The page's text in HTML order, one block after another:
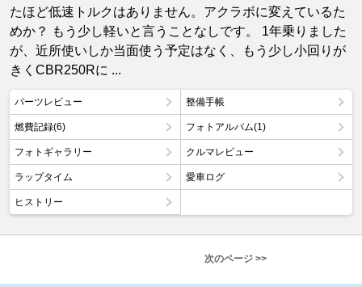
たほど低速トルクはありません。アクラボに変えているた
めか？ もう少し軽いと言うことなしです。 1年乗りました
が、近所使いしか当面使う予定はなく、もう少し小回りが
きくCBR250Rに ...
パーツレビュー 整備手帳
燃費記録(6) フォトアルバム(1)
フォトギャラリー クルマレビュー
ラップタイム 愛車ログ
ヒストリー
次のページ >>